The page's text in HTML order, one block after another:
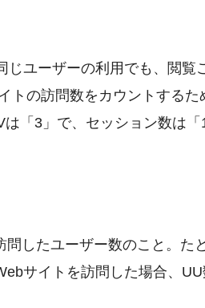
ユーザーの利用でも、閲覧
トの訪問数をカウントするた
「3」で、セッション数は「
したユーザー数のこと。た
サイトを訪問した場合、UU